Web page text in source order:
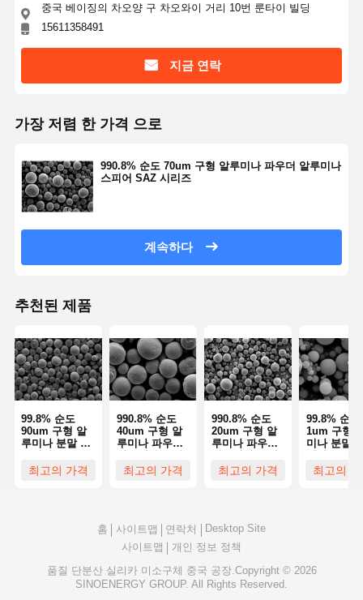
홈
중공 실리카 미소구체
구형 실리카 분말
실리카 나노구체
실리카 미소구체 화장품
나노 실리카 분말
구형 알루미나 분말
중국 베이징의 차오양 구 차오와이 거리 10번 룬타이 빌딩
15611358491
지금 연락
가장 저렴 한 가격 으로
990.8% 순도 70um 구형 알루미나 파우더 알루미나
스피어 SAZ 시리즈
계속하다
추천된 제품
99.8% 순도
90um 구형 알
루미나 분말 알
시리즈
최고의 가격
990.8% 순도
40um 구형 알
루미나 파우더
어 SAZ 시리즈
최고의 가격
990.8% 순도
20um 구형 알
루미나 파우더
어 SAZ 시리즈
최고의 가격
99.8% 순도
1um 구형
미나 분말
시리즈
최고의
홈 사이트맵 연락처
Desktop Site
사이트맵
개인 정보 정책
품질 단분산 실리카 미소구체 중국 공장.Copyright © 2026
SINOENERGY GROUP. All Rights Reserved.